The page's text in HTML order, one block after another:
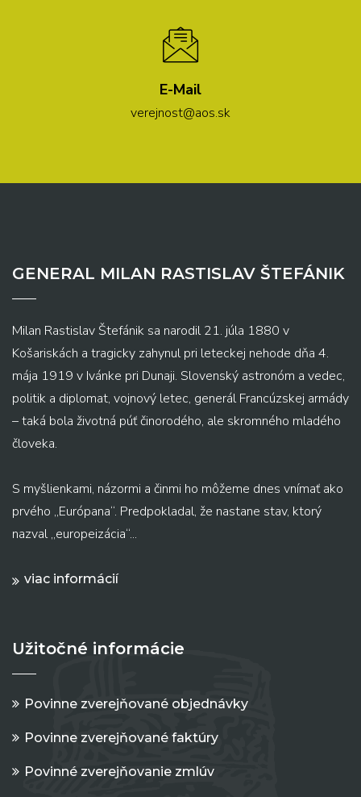
E-Mail
verejnost@aos.sk
GENERAL MILAN RASTISLAV ŠTEFÁNIK
Milan Rastislav Štefánik sa narodil 21. júla 1880 v
Košariskách a tragicky zahynul pri leteckej nehode dňa 4.
mája 1919 v Ivánke pri Dunaji. Slovenský astronóm a vedec,
politik a diplomat, vojnový letec, generál Francúzskej armády
– taká bola životná púť činorodého, ale skromného mladého
človeka.
S myšlienkami, názormi a činmi ho môžeme dnes vnímať ako
prvého „Európana“. Predpokladal, že nastane stav, ktorý
nazval „europeizácia“...
viac informácií
Užitočné informácie
Povinne zverejňované objednávky
Povinne zverejňované faktúry
Povinné zverejňovanie zmlúv